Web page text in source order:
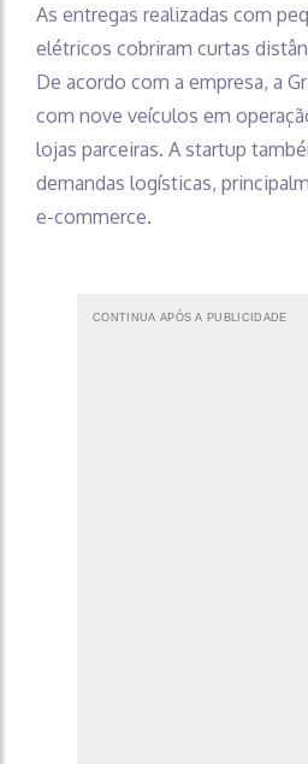
As entregas realizadas com
elétricos cobriram curtas
De acordo com a empresa, a
com nove veículos em
lojas parceiras. A startup
demandas logísticas,
e-commerce.
CONTINUA APÓS A PUBLICIDADE